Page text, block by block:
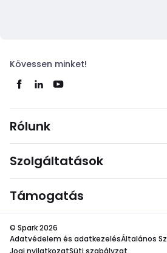
Kövessen minket!
Rólunk
Szolgáltatások
Támogatás
© Spark 2026
Adatvédelem és adatkezelésÁltalános
Jogi nyilatkozatSüti szabályzat